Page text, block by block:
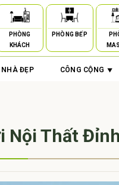
PHÒNG
KHÁCH
PHÒNG BẾP
NHÀ ĐẸP CÔNG CỘNG
Nội Thất